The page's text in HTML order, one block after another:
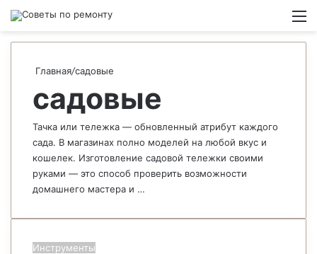
Главная/садовые
садовые
Тачка или тележка — обновленный атрибут каждого
сада. В магазинах полно моделей на любой вкус и
кошелек. Изготовление садовой тележки своими
руками — это способ проверить возможности
домашнего мастера и …
Инструменты